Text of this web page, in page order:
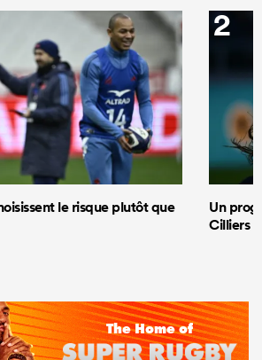
le risque plutôt que
2
Un
Cilliers